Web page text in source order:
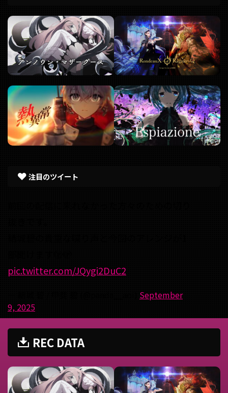
注目のツイート
pic.twitter.com/JQygi2DuC2
September
9, 2025
REC DATA